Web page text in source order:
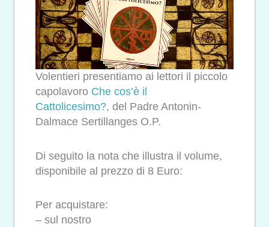
Volentieri presentiamo ai lettori il piccolo
capolavoro Che cos’è il
Cattolicesimo?, del Padre Antonin-
Dalmace Sertillanges O.P.
Di seguito la nota che illustra il volume,
disponibile al prezzo di 8 Euro:
Per acquistare:
– sul nostro